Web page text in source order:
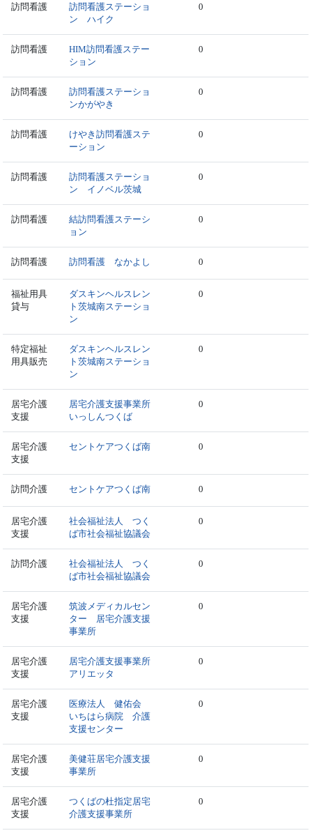
訪問看護
訪問看護ステーショ
ン ハイク
0
訪問看護
HIM訪問看護ステー
ション
0
訪問看護
訪問看護ステーショ
ンかがやき
0
訪問看護
けやき訪問看護ステ
ーション
0
訪問看護
訪問看護ステーショ
ン イノベル茨城
0
訪問看護
結訪問看護ステーシ
ョン
0
訪問看護 訪問看護 なかよし 0
福祉用具
貸与
ダスキンヘルスレン
ト茨城南ステーショ
ン
0
特定福祉
用具販売
ダスキンヘルスレン
ト茨城南ステーショ
ン
0
居宅介護
支援
居宅介護支援事業所
いっしんつくば
0
居宅介護
支援
セントケアつくば南 0
訪問介護 セントケアつくば南 0
居宅介護
支援
社会福祉法人 つく
ば市社会福祉協議会
0
訪問介護
社会福祉法人 つく
ば市社会福祉協議会
0
居宅介護
支援
筑波メディカルセン
ター 居宅介護支援
事業所
0
居宅介護
支援
居宅介護支援事業所
アリエッタ
0
居宅介護
支援
医療法人 健佑会
いちはら病院 介護
支援センター
0
居宅介護
支援
美健荘居宅介護支援
事業所
0
居宅介護
支援
つくばの杜指定居宅
介護支援事業所
0